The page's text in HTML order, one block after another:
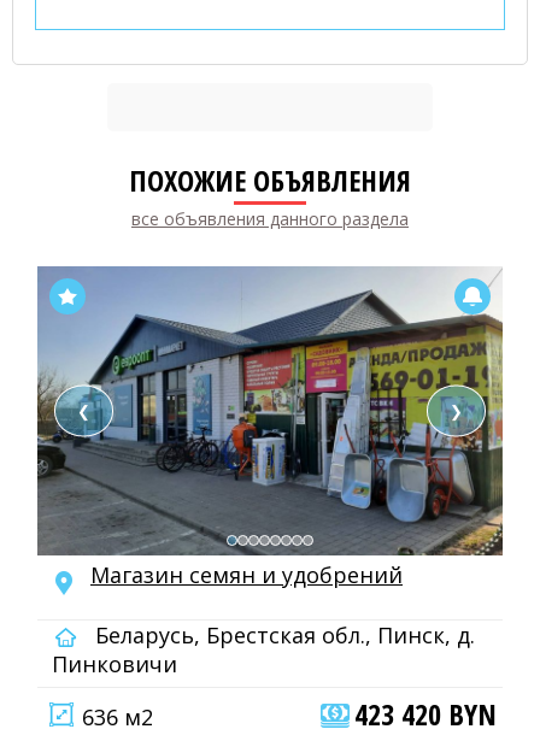
ПОХОЖИЕ ОБЪЯВЛЕНИЯ
все объявления данного раздела
❮ ❯
Магазин семян и удобрений
Беларусь, Брестская обл., Пинск, д.
Пинковичи
636 м2
423 420 BYN